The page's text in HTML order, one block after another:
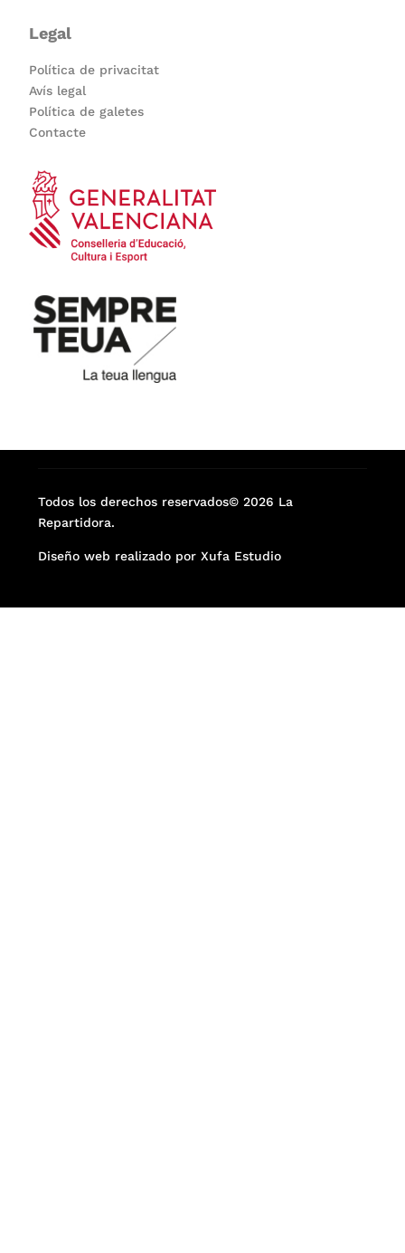
Legal
Política de privacitat
Avís legal
Política de galetes
Contacte
Todos los derechos reservados© 2026 La
Repartidora.
Diseño web realizado por Xufa Estudio